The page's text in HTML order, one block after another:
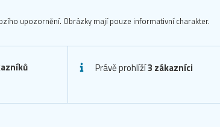
upozornění. Obrázky mají pouze informativní charakter.
Právě prohlíží3 zákazníci